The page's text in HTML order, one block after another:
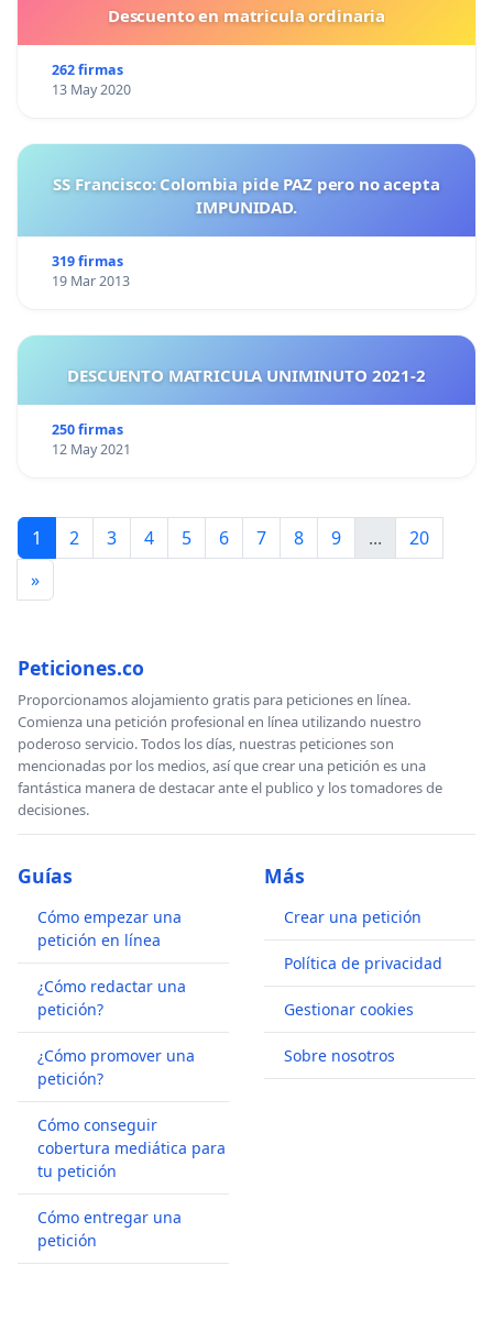
Descuento en matricula ordinaria
262 firmas
13 May 2020
SS Francisco: Colombia pide PAZ pero no acepta
IMPUNIDAD.
319 firmas
19 Mar 2013
DESCUENTO MATRICULA UNIMINUTO 2021-2
250 firmas
12 May 2021
1 2 3 4 5 6 7 8 9 ...
20
»
Peticiones.co
Proporcionamos alojamiento gratis para peticiones en línea.
Comienza una petición profesional en línea utilizando nuestro
poderoso servicio. Todos los días, nuestras peticiones son
mencionadas por los medios, así que crear una petición es una
fantástica manera de destacar ante el publico y los tomadores de
decisiones.
Guías
Cómo empezar una
petición en línea
¿Cómo redactar una
petición?
¿Cómo promover una
petición?
Cómo conseguir
cobertura mediática para
tu petición
Cómo entregar una
petición
Más
Crear una petición
Política de privacidad
Gestionar cookies
Sobre nosotros